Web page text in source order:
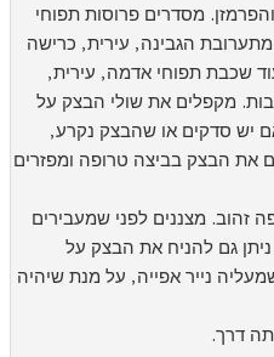
מסדרים פרוסות תפוחי
הגבינה, עירית, כרישה
שכבת תפוחי אדמה, עירית,
בסה"כ 2 שכבות. מקפלים את שולי הבצק על
יש סדקים או שהבצק נקרע,
את הבצק בביצה טרופה ומפזרים
זהוב. מצננים לפני שמעבירים
גם להניח את הבצק על
נייר אפייה, על מנת שיהיה
דרך.